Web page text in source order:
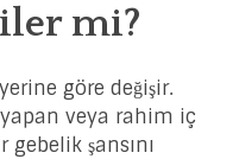
mi?
göre değişir.
veya rahim iç
şansını